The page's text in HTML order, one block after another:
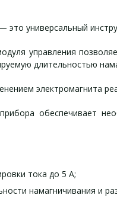
это универсальный
управления
длительностью
электромагнита
обеспечивает
тока до 5 А;
намагничивания и